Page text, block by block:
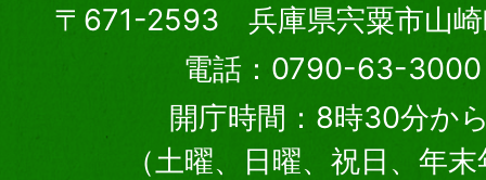
〒671-2593 兵庫県宍粟市山崎
電話：0790-63-3000
開庁時間：8時30分か
（土曜、日曜、祝日、年